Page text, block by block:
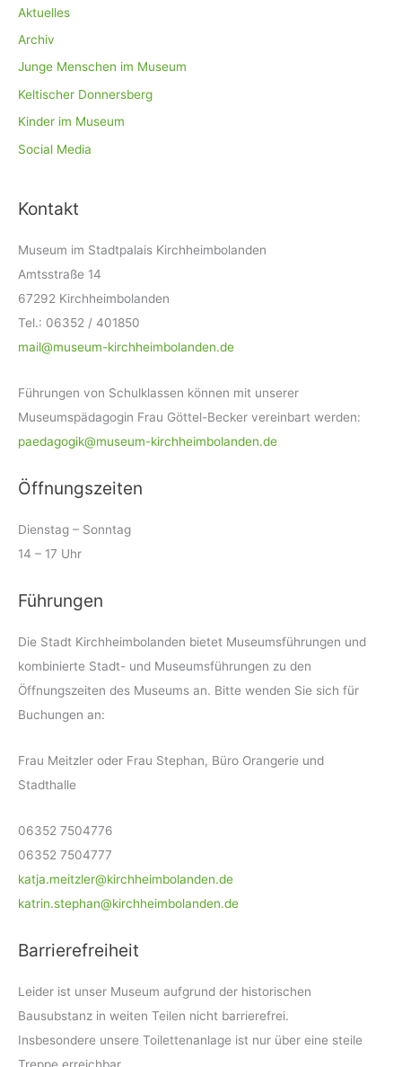
Aktuelles
Archiv
Junge Menschen im Museum
Keltischer Donnersberg
Kinder im Museum
Social Media
Kontakt
Museum im Stadtpalais Kirchheimbolanden
Amtsstraße 14
67292 Kirchheimbolanden
Tel.: 06352 / 401850
mail@museum-kirchheimbolanden.de
Führungen von Schulklassen können mit unserer
Museumspädagogin Frau Göttel-Becker vereinbart werden:
paedagogik@museum-kirchheimbolanden.de
Öffnungszeiten
Dienstag – Sonntag
14 – 17 Uhr
Führungen
Die Stadt Kirchheimbolanden bietet Museumsführungen und
kombinierte Stadt- und Museumsführungen zu den
Öffnungszeiten des Museums an. Bitte wenden Sie sich für
Buchungen an:
Frau Meitzler oder Frau Stephan, Büro Orangerie und
Stadthalle
06352 7504776
06352 7504777
katja.meitzler@kirchheimbolanden.de
katrin.stephan@kirchheimbolanden.de
Barrierefreiheit
Leider ist unser Museum aufgrund der historischen
Bausubstanz in weiten Teilen nicht barrierefrei.
Insbesondere unsere Toilettenanlage ist nur über eine steile